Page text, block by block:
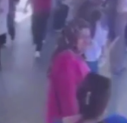
Çanakkale
Çankırı
Çorum
Diyarbakır